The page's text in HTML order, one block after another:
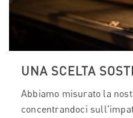
UNA SCELTA
Abbiamo misurato la
concentrandoci